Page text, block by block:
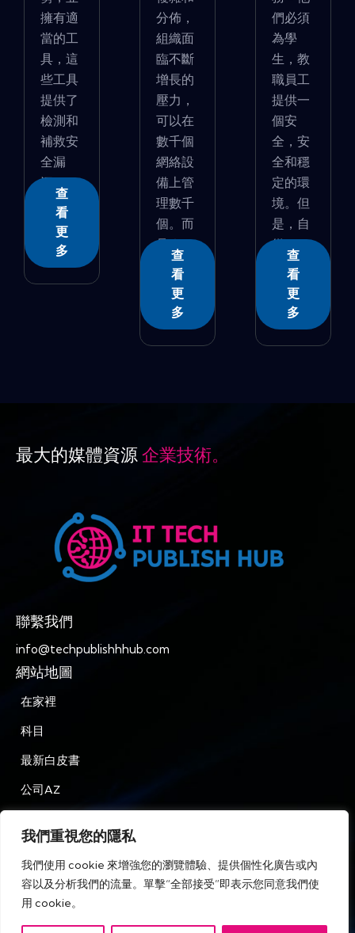
我們重視您的隱私
我們使用 cookie 來增強您的瀏覽體驗、提供個性化廣告或內
容以及分析我們的流量。單擊“全部接受”即表示您同意我們使
用 cookie。
擁有適
當的工
具，這
些工具
提供了
檢測和
補救安
全漏
洞...
查
看
更
多
分佈，
組織面
臨不斷
增長的
壓力，
可以在
數千個
網絡設
備上管
理數千
個。而
且�...
查
看
更
多
們必須
為學
生，教
職員工
提供一
個安
全，安
全和穩
定的環
境。但
是，自
從1...
查
看
更
多
最大的媒體資源 企業技術。
聯繫我們
info@techpublishhhub.com
網站地圖
在家裡
科目
最新白皮書
公司AZ
條款和條件